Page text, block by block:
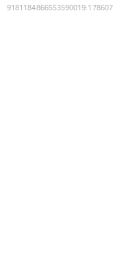
9181184866553590019: